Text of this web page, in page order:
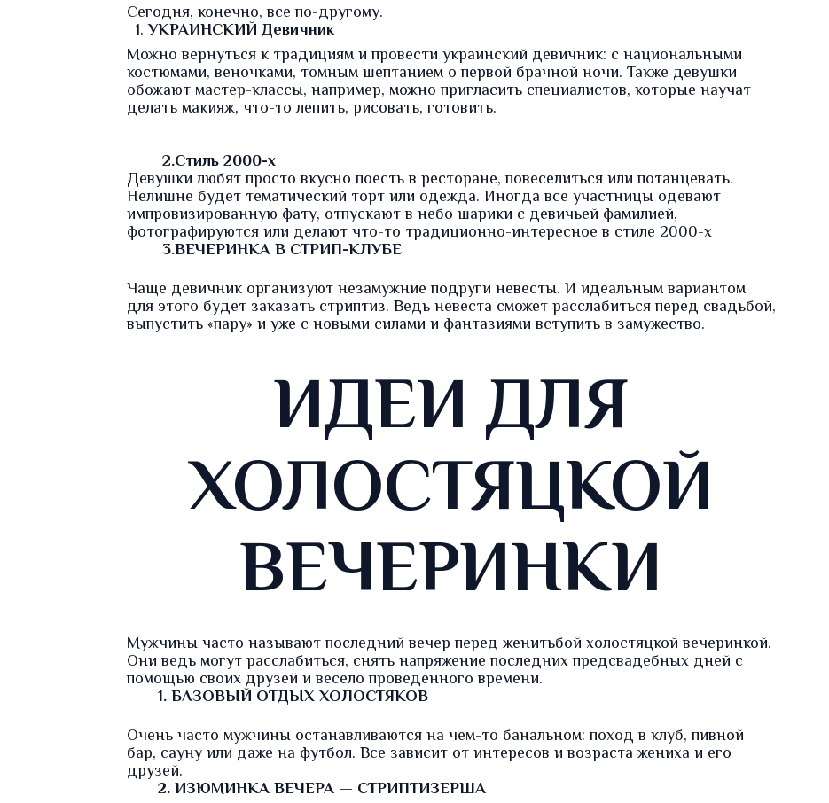
Сегодня, конечно, все по-другому.
УКРАИНСКИЙ Девичник
Можно вернуться к традициям и провести украинский девичник: с национальными
костюмами, веночками, томным шептанием о первой брачной ночи. Также девушки
обожают мастер-классы, например, можно пригласить специалистов, которые научат
делать макияж, что-то лепить, рисовать, готовить.
2.Стиль 2000-х
Девушки любят просто вкусно поесть в ресторане, повеселиться или потанцевать.
Нелишне будет тематический торт или одежда. Иногда все участницы одевают
импровизированную фату, отпускают в небо шарики с девичьей фамилией,
фотографируются или делают что-то традиционно-интересное в стиле 2000-х
3.ВЕЧЕРИНКА В СТРИП-КЛУБЕ
Чаще девичник организуют незамужние подруги невесты. И идеальным вариантом
для этого будет заказать стриптиз. Ведь невеста сможет расслабиться перед свадьбой,
выпустить «пару» и уже с новыми силами и фантазиями вступить в замужество.
ИДЕИ ДЛЯ
ХОЛОСТЯЦКОЙ
ВЕЧЕРИНКИ
Мужчины часто называют последний вечер перед женитьбой холостяцкой вечеринкой.
Они ведь могут расслабиться, снять напряжение последних предсвадебных дней с
помощью своих друзей и весело проведенного времени.
1. БАЗОВЫЙ ОТДЫХ ХОЛОСТЯКОВ
Очень часто мужчины останавливаются на чем-то банальном: поход в клуб, пивной
бар, сауну или даже на футбол. Все зависит от интересов и возраста жениха и его
друзей.
2. ИЗЮМИНКА ВЕЧЕРА — СТРИПТИЗЕРША